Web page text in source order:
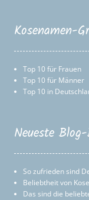
Kosenamen-
Top 10 für Frauen
Top 10 für Männer
Top 10 in
Neueste
So zufrieden sind
Beliebtheit von
Das sind die